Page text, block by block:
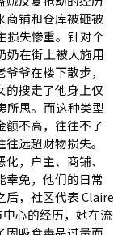
商铺和仓库被砸被
损失惨重。针对个
奶在街上被人施用
爷在楼下散步，
的搜走了他身上仅
所思。而这种类型
额不高，往往不了
远超财物损失。
，户主、商铺、
幸免，他们的日常
后，社区代表 Claire
心的经历，她在流